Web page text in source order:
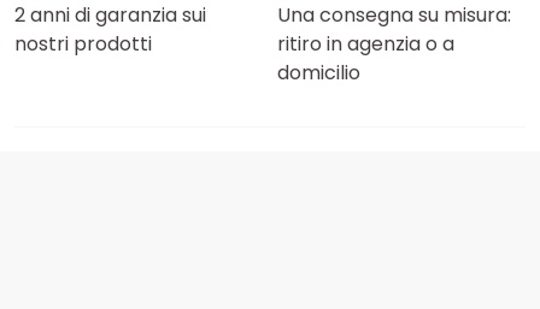
2 anni di garanzia sui
nostri prodotti
Una consegna su misura:
ritiro in agenzia o a
domicilio